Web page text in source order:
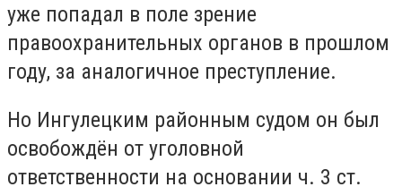
уже попадал в поле зрение
правоохранительных органов в прошлом
году, за аналогичное преступление.
Но Ингулецким районным судом он был
освобождён от уголовной
ответственности на основании ч. 3 ст.